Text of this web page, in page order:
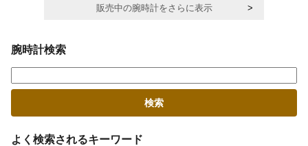
販売中の腕時計をさらに表示
腕時計検索
よく検索されるキーワード